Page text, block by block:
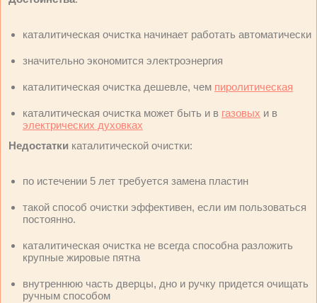
каталитическая очистка начинает работать автоматически
значительно экономится электроэнергия
каталитическая очистка дешевле, чем пиролитическая
каталитическая очистка может быть и в газовых и в
электрических духовках
Недостатки каталитической очистки:
по истечении 5 лет требуется замена пластин
такой способ очистки эффективен, если им пользоваться
постоянно.
каталитическая очистка не всегда способна разложить
крупные жировые пятна
внутреннюю часть дверцы, дно и ручку придется очищать
ручным способом